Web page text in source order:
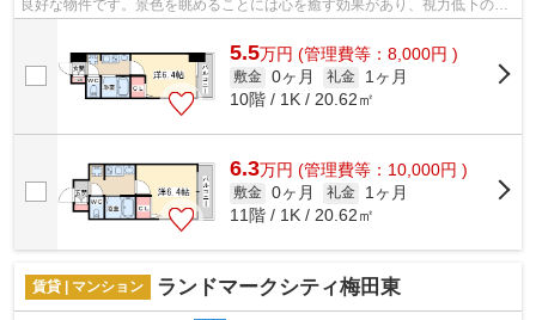
良好な物件です。景色を眺めることには心を癒す効果があり、視力低下の恐
れも少なくしてくれます。外観タイル...
5.5万円 (管理費等：8,000円 )
敷金 0ヶ月 礼金
1ヶ月
10階 / 1K / 20.62㎡
6.3万円 (管理費等：10,000円 )
敷金 0ヶ月 礼金
1ヶ月
11階 / 1K / 20.62㎡
賃貸 | マンション ランドマークシティ梅田東